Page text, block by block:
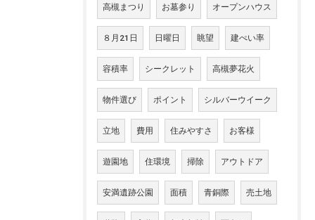
高槻まつり お墓参り オープンハウス
８月21日 日曜日 眺望 建ぺい率
容積率 シークレット 高槻夢花火
物件選び ポイント シルバーウイーク
立地 費用 住みやすさ お客様
遊園地 住環境 掃除 アウトドア
安満遺跡公園 面積 青銅際 売土地